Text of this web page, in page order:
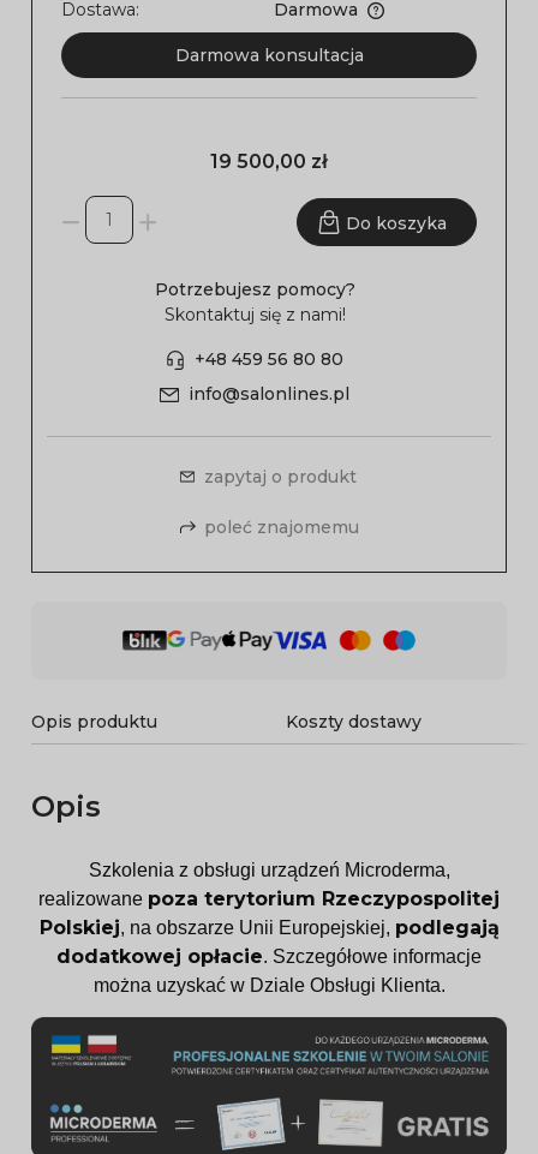
Dostawa:
Darmowa
Darmowa konsultacja
19 500,00 zł
Do koszyka
Potrzebujesz pomocy?
Skontaktuj się z nami!
+48 459 56 80 80
info@salonlines.pl
zapytaj o produkt
poleć znajomemu
Opis produktu Koszty dostawy
Opis
Szkolenia z obsługi urządzeń Microderma,
realizowane poza terytorium Rzeczypospolitej
Polskiej, na obszarze Unii Europejskiej, podlegają
dodatkowej opłacie. Szczegółowe informacje
można uzyskać w Dziale Obsługi Klienta.